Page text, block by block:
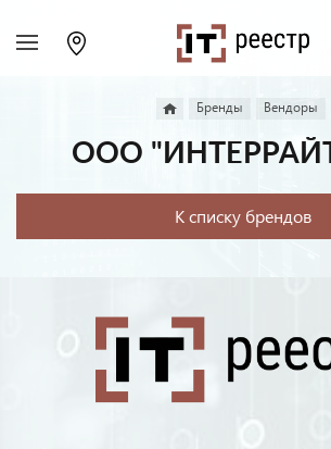
Бренды Вендоры
ООО
К списку брендов